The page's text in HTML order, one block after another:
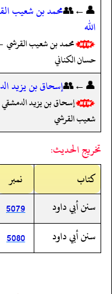
👤←👥محمد بن شعيب
الله
محمد بن شعيب القرشي
حسان الكناني
👤←👥إسحاق بن يزيد
إسحاق بن يزيد
شعيب القرشي
تخريج الحديث:
کتاب
نمبر
سنن أبي داود
5079
سنن أبي داود
5080